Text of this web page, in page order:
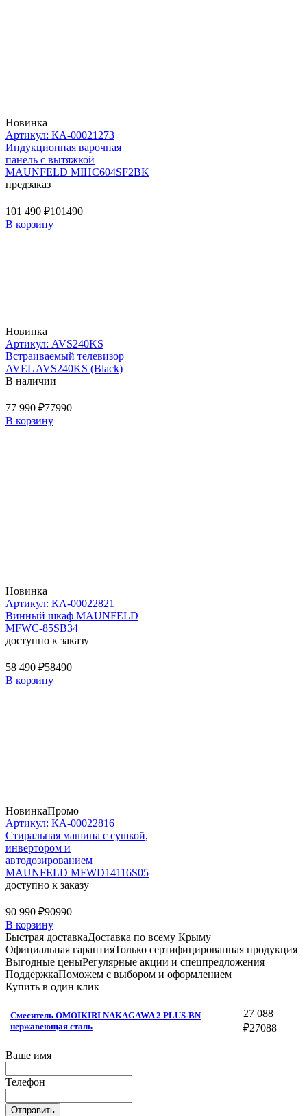
Новинка
Артикул: КА-00021273
Индукционная варочная
панель с вытяжкой
MAUNFELD MIHC604SF2BK
предзаказ
101 490 ₽101490
В корзину
Новинка
Артикул: AVS240KS
Встраиваемый телевизор
AVEL AVS240KS (Black)
В наличии
77 990 ₽77990
В корзину
Новинка
Артикул: КА-00022821
Винный шкаф MAUNFELD
MFWC-85SB34
доступно к заказу
58 490 ₽58490
В корзину
НовинкаПромо
Артикул: КА-00022816
Стиральная машина c сушкой,
инвертором и
автодозированием
MAUNFELD MFWD14116S05
доступно к заказу
90 990 ₽90990
В корзину
Быстрая доставкаДоставка по всему Крыму
Официальная гарантияТолько сертифицированная продукция
Выгодные ценыРегулярные акции и спецпредложения
ПоддержкаПоможем с выбором и оформлением
Купить в один клик
Смеситель OMOIKIRI NAKAGAWA 2 PLUS-BN
нержавеющая сталь
27 088
₽27088
Ваше имя
Телефон
Отправить